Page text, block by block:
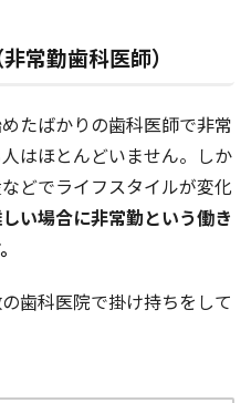
常勤歯科医師）
たばかりの歯科医師で非常
はほとんどいません。しか
どでライフスタイルが変化
い場合に非常勤という働き
歯科医院で掛け持ちをして